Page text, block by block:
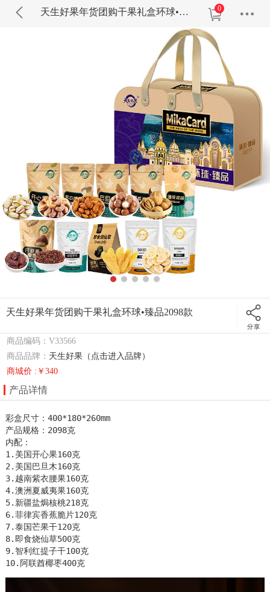
天生好果年货团购干果礼盒环球•臻品2098款 0
天生好果年货团购干果礼盒环球•臻品2098款
商品编码：V33566
商品品牌： 天生好果（点击进入品牌）
商城价 :￥340
产品详情
彩盒尺寸：400*180*260mm
产品规格：2098克
内配：
1.美国开心果160克
2.美国巴旦木160克
3.越南紫衣腰果160克
4.澳洲夏威夷果160克
5.新疆盐焗核桃218克
6.菲律宾香蕉脆片120克
7.泰国芒果干120克
8.即食烧仙草500克
9.智利红提子干100克
10.阿联酋椰枣400克